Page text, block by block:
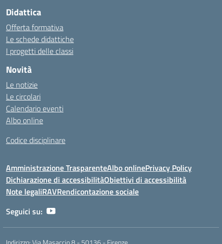
Didattica
Offerta formativa
Le schede didattiche
I progetti delle classi
Novità
Le notizie
Le circolari
Calendario eventi
Albo online
Codice disciplinare
Amministrazione TrasparenteAlbo onlinePrivacy Policy
Dichiarazione di accessibilitàObiettivi di accessibilità
Note legaliRAVRendicontazione sociale
Seguici su: